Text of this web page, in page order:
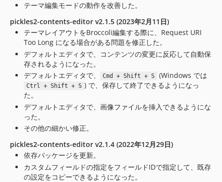
テーマ編集モードの動作を改善した。
pickles2-contents-editor v2.1.5 (2023年2月11日)
テーマレイアウトをBroccoli編集する際に、Request URI
Too Long になる場合がある問題を修正した。
デフォルトエディタで、コンテンツの変更に反応して自動保
存されるようになった。
デフォルトエディタで、
Cmd + Shift + S (Windows では
Ctrl + Shift + S ) で、保存して終了できるようになっ
た。
デフォルトエディタで、画像ファイルを挿入できるようにな
った。
その他の細かい修正。
pickles2-contents-editor v2.1.4 (2022年12月29日)
依存パッケージを更新。
カスタムフィールドの指定をフィールドIDで指定して、既存
の設定をコピーできるようになった。